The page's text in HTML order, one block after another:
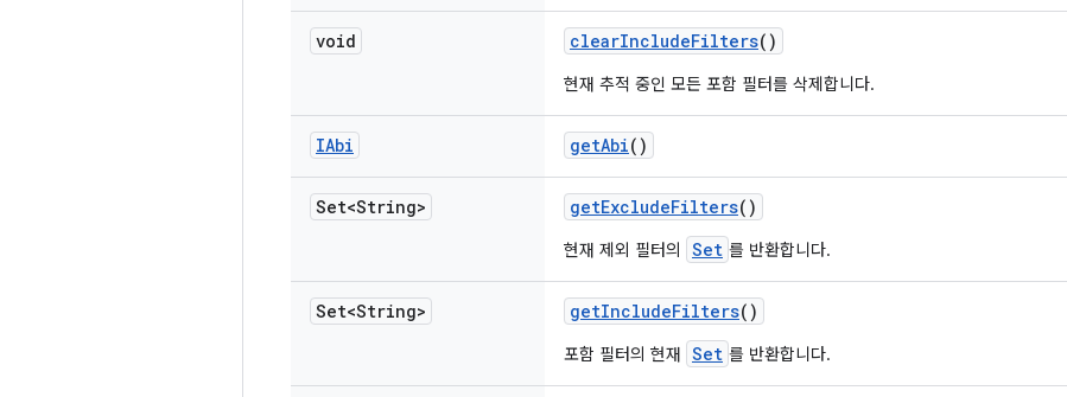
void clearIncludeFilters()
현재 추적 중인 모든 포함 필터를 삭제합니다.
IAbi getAbi()
Set<String> getExcludeFilters()
현재 제외 필터의 Set 를 반환합니다.
Set<String> getIncludeFilters()
포함 필터의 현재 Set 를 반환합니다.